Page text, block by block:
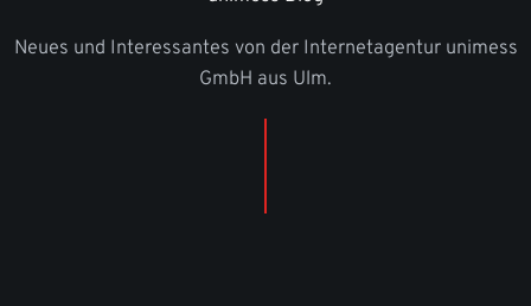
Neues und Interessantes von der Internetagentur unimess
GmbH aus Ulm.